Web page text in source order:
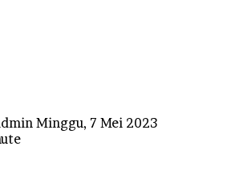
Minggu, 7 Mei 2023